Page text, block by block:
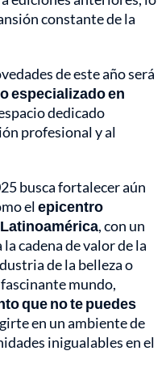
constante de la
de este año será
especializado en
dedicado
profesional y al
busca fortalecer aún
elepicentro
, con un
cadena de valor de la
de la belleza o
mundo,
que no te puedes
en un ambiente de
inigualables en el